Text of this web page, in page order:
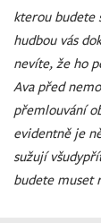
kterou budete
hudbou vás
nevíte, že ho
Ava před
přemlouvání
evidentně je
sužují
budete muset